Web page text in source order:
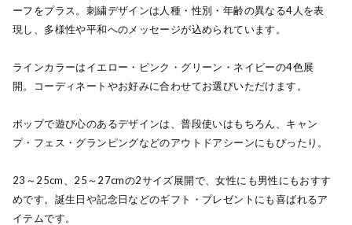
ーフをプラス。刺繍デザインは人種・性別・年齢の異なる4人を表
現し、多様性や平和へのメッセージが込められています。
ラインカラーはイエロー・ピンク・グリーン・ネイビーの4色展
開。コーディネートやお好みに合わせてお選びいただけます。
ポップで遊び心のあるデザインは、普段使いはもちろん、キャン
プ・フェス・グランピングなどのアウトドアシーンにもぴったり。
23～25cm、25～27cmの2サイズ展開で、女性にも男性にもおすす
めです。誕生日や記念日などのギフト・プレゼントにも喜ばれるア
イテムです。